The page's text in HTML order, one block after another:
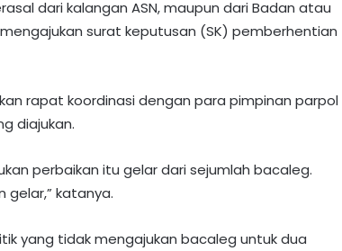
dari kalangan ASN, maupun dari Badan atau
surat keputusan (SK) pemberhentian
rapat koordinasi dengan para pimpinan parpol
diajukan.
perbaikan itu gelar dari sejumlah bacaleg.
gelar,” katanya.
yang tidak mengajukan bacaleg untuk dua